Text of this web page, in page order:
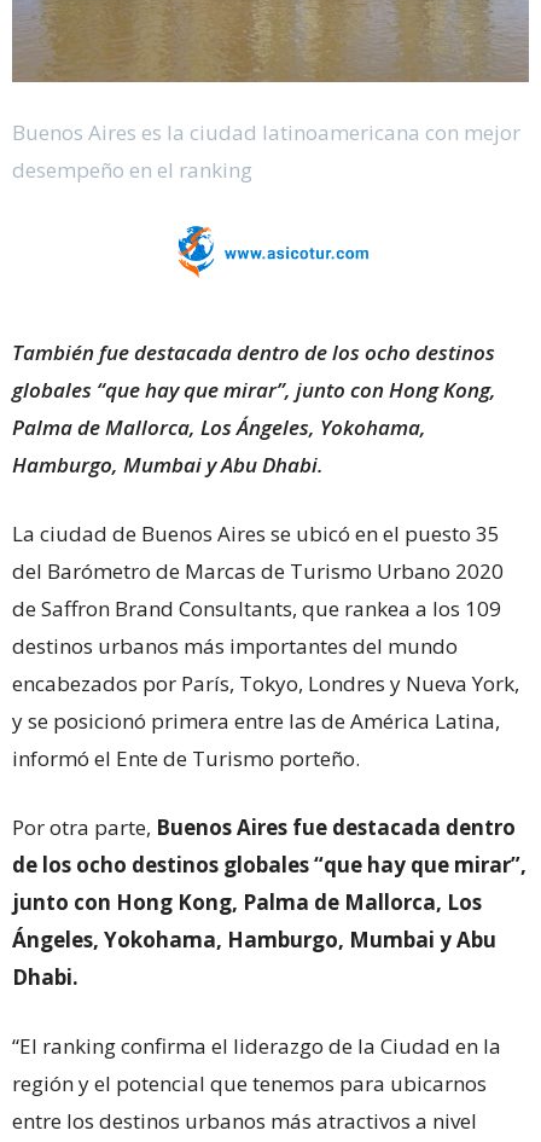
Buenos Aires es la ciudad latinoamericana con mejor
desempeño en el ranking
También fue destacada dentro de los ocho destinos
globales “que hay que mirar”, junto con Hong Kong,
Palma de Mallorca, Los Ángeles, Yokohama,
Hamburgo, Mumbai y Abu Dhabi.
La ciudad de Buenos Aires se ubicó en el puesto 35
del Barómetro de Marcas de Turismo Urbano 2020
de Saffron Brand Consultants, que rankea a los 109
destinos urbanos más importantes del mundo
encabezados por París, Tokyo, Londres y Nueva York,
y se posicionó primera entre las de América Latina,
informó el Ente de Turismo porteño.
Por otra parte, Buenos Aires fue destacada dentro
de los ocho destinos globales “que hay que mirar”,
junto con Hong Kong, Palma de Mallorca, Los
Ángeles, Yokohama, Hamburgo, Mumbai y Abu
Dhabi.
“El ranking confirma el liderazgo de la Ciudad en la
región y el potencial que tenemos para ubicarnos
entre los destinos urbanos más atractivos a nivel